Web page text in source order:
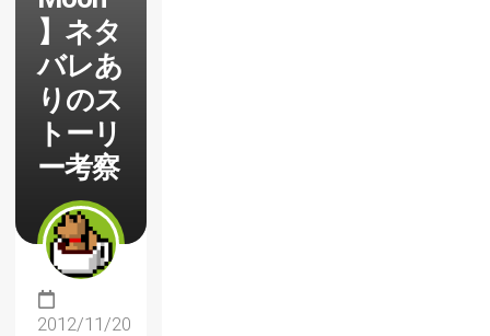
】ネタ
バレあ
りのス
トーリ
ー考察
2012/11/20